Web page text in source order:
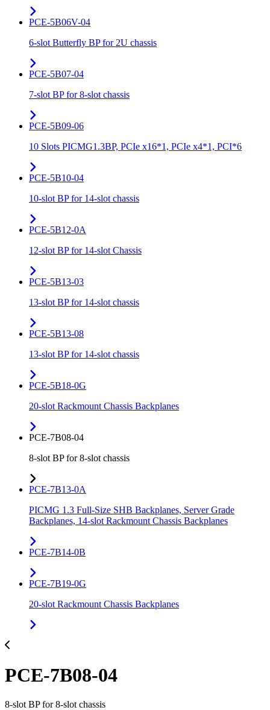
PCE-5B06V-04
6-slot Butterfly BP for 2U chassis
PCE-5B07-04
7-slot BP for 8-slot chassis
PCE-5B09-06
10 Slots PICMG1.3BP, PCIe x16*1, PCIe x4*1, PCI*6
PCE-5B10-04
10-slot BP for 14-slot chassis
PCE-5B12-0A
12-slot BP for 14-slot Chassis
PCE-5B13-03
13-slot BP for 14-slot chassis
PCE-5B13-08
13-slot BP for 14-slot chassis
PCE-5B18-0G
20-slot Rackmount Chassis Backplanes
PCE-7B08-04
8-slot BP for 8-slot chassis
PCE-7B13-0A
PICMG 1.3 Full-Size SHB Backplanes, Server Grade
Backplanes, 14-slot Rackmount Chassis Backplanes
PCE-7B14-0B
PCE-7B19-0G
20-slot Rackmount Chassis Backplanes
PCE-7B08-04
8-slot BP for 8-slot chassis